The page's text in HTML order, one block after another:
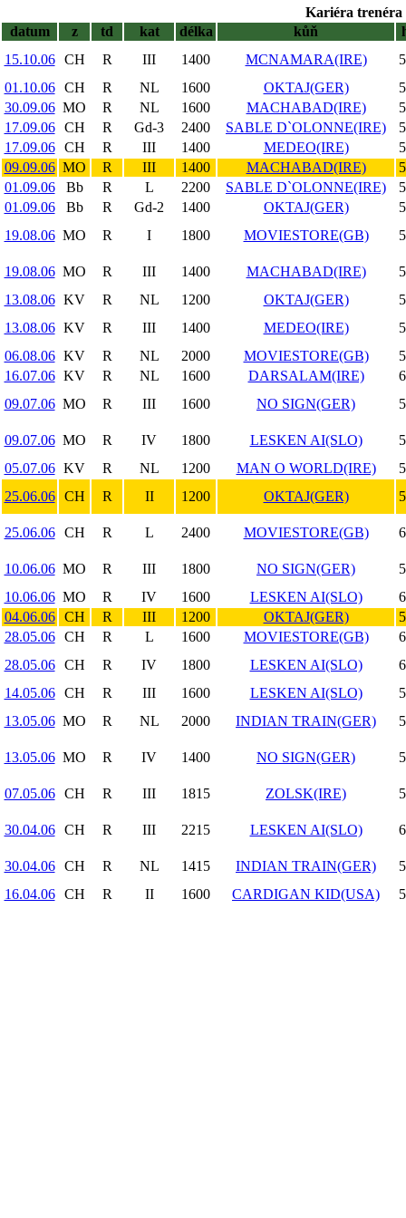
Kariéra trenéra
datum
z td kat délka kůň
15.10.06
CH R III 1400 MCNAMARA(IRE)
01.10.06
CH R NL 1600 OKTAJ(GER)
30.09.06 MO R NL 1600 MACHABAD(IRE)
17.09.06
CH R Gd-3 2400 SABLE D`OLONNE(IRE)
17.09.06
CH R III 1400 MEDEO(IRE)
09.09.06 MO R III 1400 MACHABAD(IRE)
01.09.06
Bb R L 2200 SABLE D`OLONNE(IRE)
01.09.06
Bb R Gd-2 1400 OKTAJ(GER)
19.08.06 MO R I 1800 MOVIESTORE(GB)
19.08.06 MO R III 1400 MACHABAD(IRE)
13.08.06 KV R NL 1200 OKTAJ(GER)
13.08.06 KV R III 1400 MEDEO(IRE)
06.08.06 KV R NL 2000 MOVIESTORE(GB)
16.07.06 KV R NL 1600 DARSALAM(IRE)
09.07.06 MO R III 1600 NO SIGN(GER)
09.07.06 MO R IV 1800 LESKEN AI(SLO)
05.07.06 KV R NL 1200 MAN O WORLD(IRE)
25.06.06
CH R II 1200 OKTAJ(GER)
25.06.06 CH R L 2400 MOVIESTORE(GB)
10.06.06 MO R III 1800 NO SIGN(GER)
10.06.06 MO R IV 1600 LESKEN AI(SLO)
04.06.06
CH R III 1200 OKTAJ(GER)
28.05.06
CH R L 1600 MOVIESTORE(GB)
28.05.06
CH R IV 1800 LESKEN AI(SLO)
14.05.06
CH R III 1600 LESKEN AI(SLO)
13.05.06 MO R NL 2000 INDIAN TRAIN(GER)
13.05.06 MO R IV 1400 NO SIGN(GER)
07.05.06 CH R III 1815 ZOLSK(IRE)
30.04.06 CH R III 2215 LESKEN AI(SLO)
30.04.06 CH R NL 1415 INDIAN TRAIN(GER)
16.04.06
CH R II 1600 CARDIGAN KID(USA)